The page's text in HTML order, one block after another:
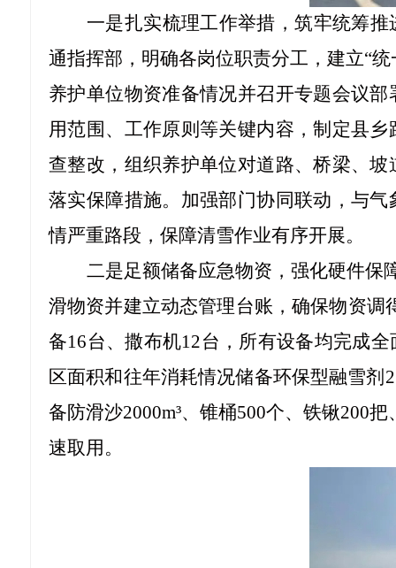
一是扎实梳理工作举措，筑牢统筹
通指挥部，明确各岗位职责分工，建立“
养护单位物资准备情况并召开专题会议
用范围、工作原则等关键内容，制定县
查整改，组织养护单位对道路、桥梁、
落实保障措施。加强部门协同联动，与
情严重路段，保障清雪作业有序开展。
二是足额储备应急物资，强化硬件保
滑物资并建立动态管理台账，确保物资
备16台、撒布机12台，所有设备均完成
区面积和往年消耗情况储备环保型融雪
备防滑沙2000m³、锥桶500个、铁锹200
速取用。